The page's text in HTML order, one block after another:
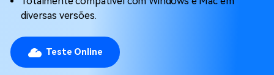
diversas versões.
Teste Online